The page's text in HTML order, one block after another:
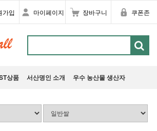
가입 마이페이지 장바구니 쿠폰존
상품 서산명인 소개 우수 농산물 생산자